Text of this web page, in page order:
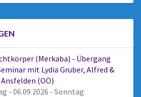
(Merkaba) - Übergang
mit Lydia Gruber, Alfred &
(OÖ)
- 06.09.2026 - Sonntag